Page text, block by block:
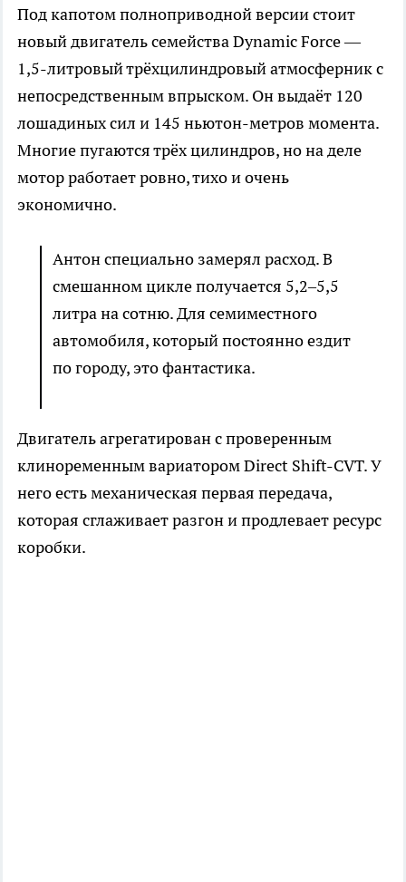
Под капотом полноприводной версии стоит
новый двигатель семейства Dynamic Force —
1,5-литровый трёхцилиндровый атмосферник с
непосредственным впрыском. Он выдаёт 120
лошадиных сил и 145 ньютон-метров момента.
Многие пугаются трёх цилиндров, но на деле
мотор работает ровно, тихо и очень
экономично.
Антон специально замерял расход. В
смешанном цикле получается 5,2–5,5
литра на сотню. Для семиместного
автомобиля, который постоянно ездит
по городу, это фантастика.
Двигатель агрегатирован с проверенным
клиноременным вариатором Direct Shift-CVT. У
него есть механическая первая передача,
которая сглаживает разгон и продлевает ресурс
коробки.